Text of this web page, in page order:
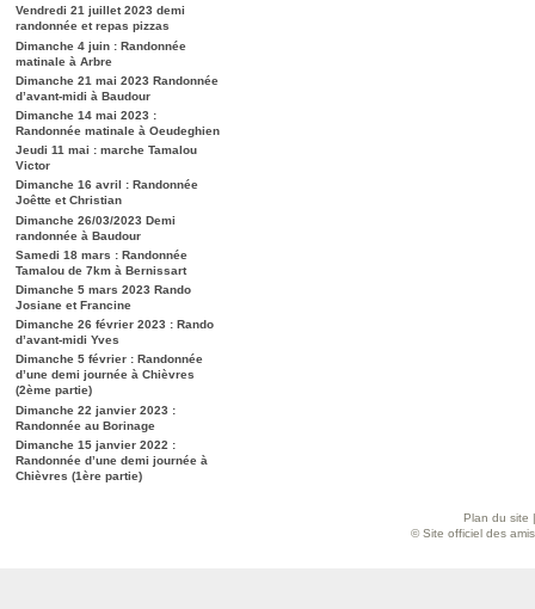
Vendredi 21 juillet 2023 demi
randonnée et repas pizzas
Dimanche 4 juin : Randonnée
matinale à Arbre
Dimanche 21 mai 2023 Randonnée
d’avant-midi à Baudour
Dimanche 14 mai 2023 :
Randonnée matinale à Oeudeghien
Jeudi 11 mai : marche Tamalou
Victor
Dimanche 16 avril : Randonnée
Joêtte et Christian
Dimanche 26/03/2023 Demi
randonnée à Baudour
Samedi 18 mars : Randonnée
Tamalou de 7km à Bernissart
Dimanche 5 mars 2023 Rando
Josiane et Francine
Dimanche 26 février 2023 : Rando
d’avant-midi Yves
Dimanche 5 février : Randonnée
d’une demi journée à Chièvres
(2ème partie)
Dimanche 22 janvier 2023 :
Randonnée au Borinage
Dimanche 15 janvier 2022 :
Randonnée d’une demi journée à
Chièvres (1ère partie)
Plan du site
© Site officiel des